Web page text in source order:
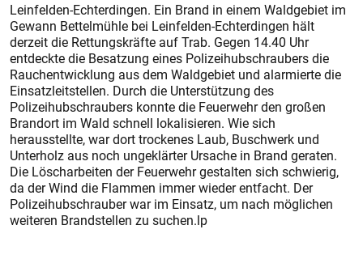
Leinfelden-Echterdingen. Ein Brand in einem Waldgebiet im
Gewann Bettelmühle bei Leinfelden-Echterdingen hält
derzeit die Rettungskräfte auf Trab. Gegen 14.40 Uhr
entdeckte die Besatzung eines Polizeihubschraubers die
Rauchentwicklung aus dem Waldgebiet und alarmierte die
Einsatzleitstellen. Durch die Unterstützung des
Polizeihubschraubers konnte die Feuerwehr den großen
Brandort im Wald schnell lokalisieren. Wie sich
herausstellte, war dort trockenes Laub, Buschwerk und
Unterholz aus noch ungeklärter Ursache in Brand geraten.
Die Löscharbeiten der Feuerwehr gestalten sich schwierig,
da der Wind die Flammen immer wieder entfacht. Der
Polizeihubschrauber war im Einsatz, um nach möglichen
weiteren Brandstellen zu suchen.lp